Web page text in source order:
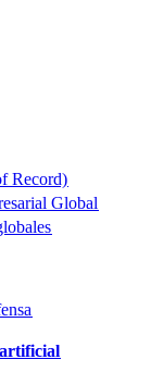
Record)​​
Global​​